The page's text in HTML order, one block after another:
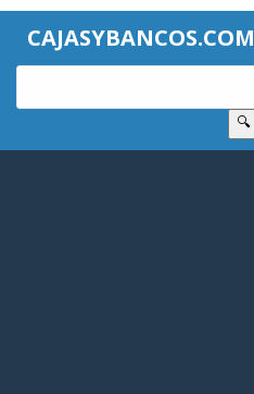
CAJASYBANCOS.COM
🔍